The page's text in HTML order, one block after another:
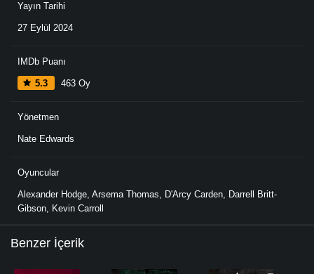
Yayın Tarihi
27 Eylül 2024
IMDb Puanı
5.3 463 Oy
Yönetmen
Nate Edwards
Oyuncular
Alexander Hodge, Arsema Thomas, D'Arcy Carden, Darrell Britt-
Gibson, Kevin Carroll
Benzer İçerik